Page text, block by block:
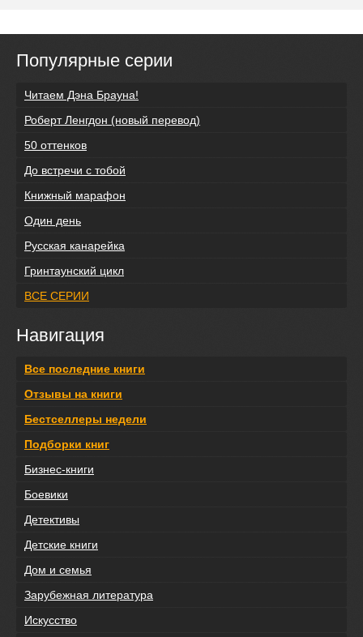
Популярные серии
Читаем Дэна Брауна!
Роберт Ленгдон (новый перевод)
50 оттенков
До встречи с тобой
Книжный марафон
Один день
Русская канарейка
Гринтаунский цикл
ВСЕ СЕРИИ
Навигация
Все последние книги
Отзывы на книги
Бестселлеры недели
Подборки книг
Бизнес-книги
Боевики
Детективы
Детские книги
Дом и семья
Зарубежная литература
Искусство